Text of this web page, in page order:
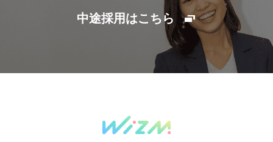
中途採用はこちら